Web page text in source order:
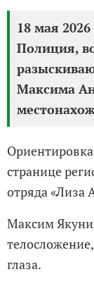
18 мая
Полиция,
Максима
странице
отряда «Лиза
Максим
глаза.